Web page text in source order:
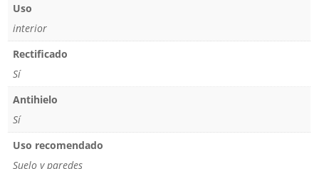
Uso
interior
Rectificado
Sí
Antihielo
Sí
Uso recomendado
Suelo y paredes